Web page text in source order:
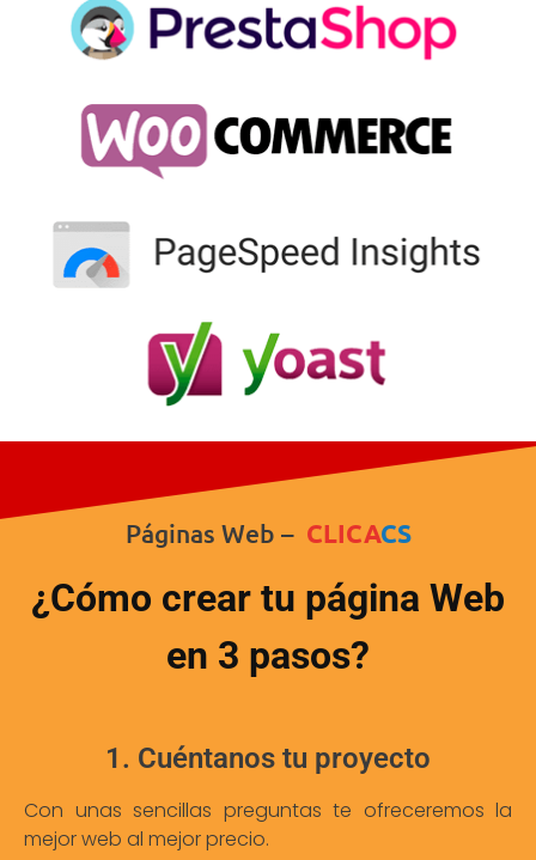
Páginas Web – CLICACS
¿Cómo crear tu página Web
en 3 pasos?
1. Cuéntanos tu proyecto
Con unas sencillas preguntas te ofreceremos la
mejor web al mejor precio.